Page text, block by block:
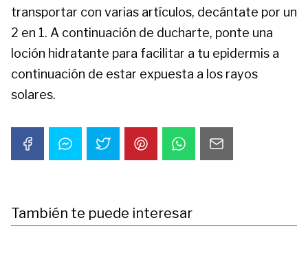
transportar con varias artículos, decántate por un
2 en 1. A continuación de ducharte, ponte una
loción hidratante para facilitar a tu epidermis a
continuación de estar expuesta a los rayos
solares.
También te puede interesar